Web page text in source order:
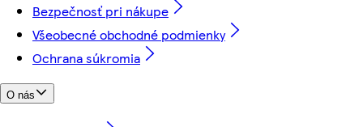
Bezpečnosť pri nákupe
Všeobecné obchodné podmienky
Ochrana súkromia
O nás